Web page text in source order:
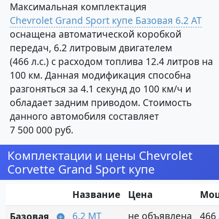
Максимальная комплектация
Chevrolet Grand Sport купе Базовая 6.2 AT
оснащена автоматической коробкой
передач, 6.2 литровым двигателем
(466 л.с.) с расходом топлива 12.4 литров на
100 км. Данная модификация способна
разгоняться за 4.1 секунд до 100 км/ч и
обладает задним приводом. Стоимость
данного автомобиля составляет
7 500 000 руб.
Комплектации и цены Chevrolet
Corvette Grand Sport купе
Название Цена
6.2 MT не объявлена
466